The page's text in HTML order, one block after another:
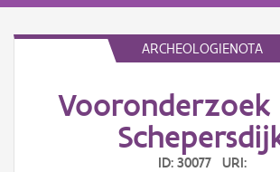
Aanmelden
ARCHEOLOGIENOTA
Vooronderzoek
ID: 30077 URI: